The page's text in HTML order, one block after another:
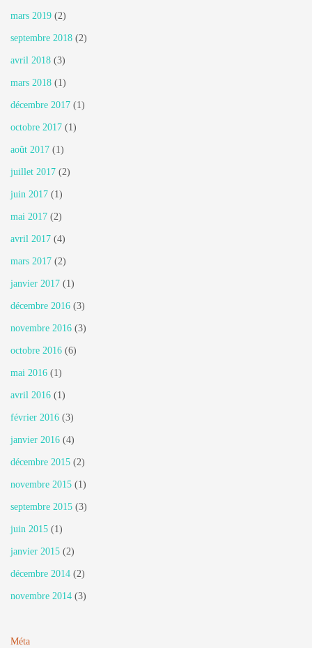
mars 2019 (2)
septembre 2018 (2)
avril 2018 (3)
mars 2018 (1)
décembre 2017 (1)
octobre 2017 (1)
août 2017 (1)
juillet 2017 (2)
juin 2017 (1)
mai 2017 (2)
avril 2017 (4)
mars 2017 (2)
janvier 2017 (1)
décembre 2016 (3)
novembre 2016 (3)
octobre 2016 (6)
mai 2016 (1)
avril 2016 (1)
février 2016 (3)
janvier 2016 (4)
décembre 2015 (2)
novembre 2015 (1)
septembre 2015 (3)
juin 2015 (1)
janvier 2015 (2)
décembre 2014 (2)
novembre 2014 (3)
Méta